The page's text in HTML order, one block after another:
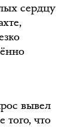
сердцу
вывел
того, что